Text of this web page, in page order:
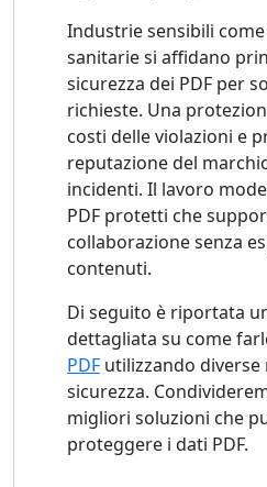
Industrie sensibili
sanitarie si affidano
sicurezza dei PDF per
richieste. Una
costi delle violazioni e
reputazione del
incidenti. Il lavoro
PDF protetti che
collaborazione senza
contenuti.
Di seguito è riportata
dettagliata su come
PDF utilizzando diverse
sicurezza.
migliori soluzioni che
proteggere i dati PDF.